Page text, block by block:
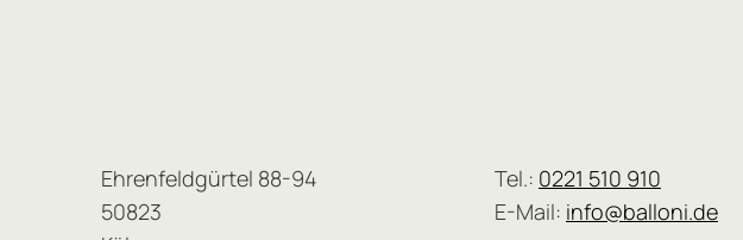
Ehrenfeldgürtel 88-94
50823
Tel.: 0221 510 910
E-Mail: info@balloni.de